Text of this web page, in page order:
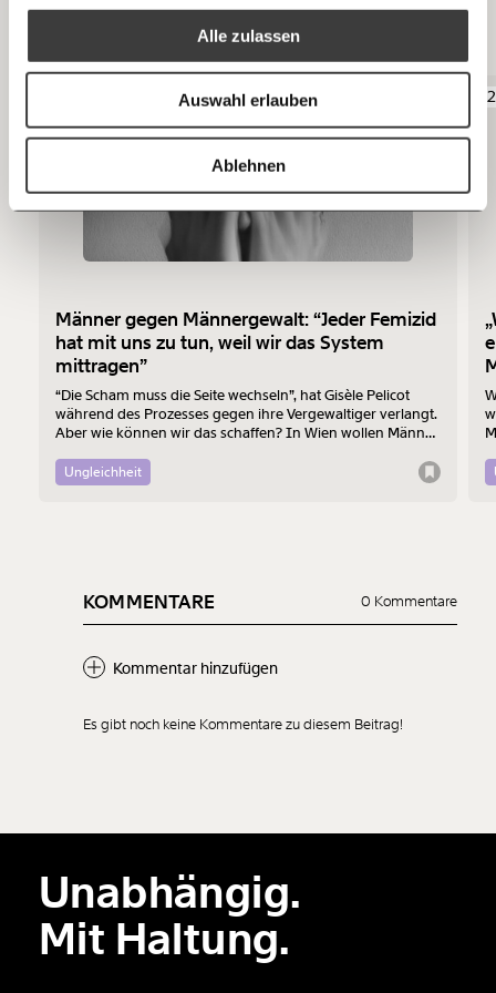
Alle zulassen
Auswahl erlauben
Ablehnen
Anmelden
Ich spende einmalig
20€ 40€
150€
Ich möchte meine Spende verschenken.
Du erhältst eine E-Mail mit deiner
Geschenkurkunde im PDF-Format, welche Du
ausdrucken oder weiterleiten und verschenken
kannst.
Bluesky
https://www.moment.at/story/hier-geboren-kein-wahlrecht/
Das könnte dir auch gefallen
Männer gegen Männergewalt: “Jeder Femizid
hat mit uns zu tun, weil wir das System
mittragen”
“Die Scham muss die Seite wechseln”, hat Gisèle Pelicot
während des Prozesses gegen ihre Vergewaltiger verlangt.
Aber wie können wir das schaffen? In Wien wollen Männer
Männergewalt den ersten Schritt machen.
Ungleichheit
KOMMENTARE 0 Kommentare
Kommentar hinzufügen
Der Inhalt dieses Feldes wird nicht öffentlich zugänglich angezeigt.
Es gibt noch keine Kommentare zu diesem Beitrag!
Unabhängig.
Mit Haltung.